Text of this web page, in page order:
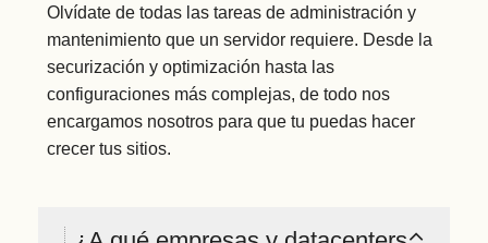
Olvídate de todas las tareas de administración y
mantenimiento que un servidor requiere. Desde la
securización y optimización hasta las
configuraciones más complejas, de todo nos
encargamos nosotros para que tu puedas hacer
crecer tus sitios.